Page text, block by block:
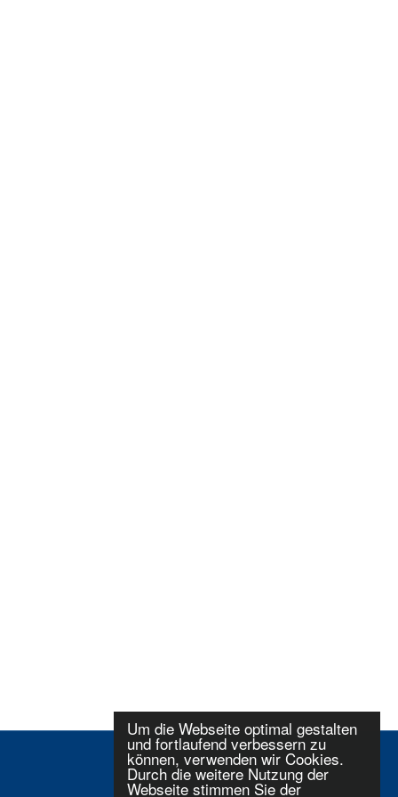
Um die Webseite optimal gestalten
und fortlaufend verbessern zu
können, verwenden wir Cookies.
Durch die weitere Nutzung der
Webseite stimmen Sie der